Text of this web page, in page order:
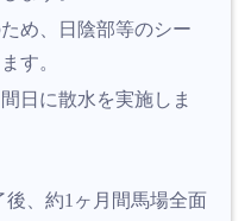
め、日陰部等のシー
す。
日に散水を実施しま
、約1ヶ月間馬場全面